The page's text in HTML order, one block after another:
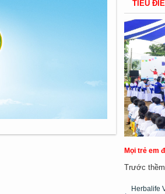
TIÊU
Mọi trẻ em
Trước
Herbalife